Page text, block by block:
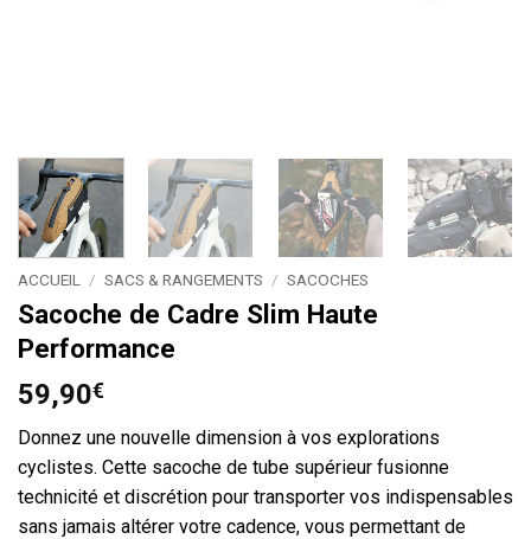
ACCUEIL / SACS & RANGEMENTS / SACOCHES
Sacoche de Cadre Slim Haute
Performance
59,90€
Donnez une nouvelle dimension à vos explorations
cyclistes. Cette sacoche de tube supérieur fusionne
technicité et discrétion pour transporter vos indispensables
sans jamais altérer votre cadence, vous permettant de